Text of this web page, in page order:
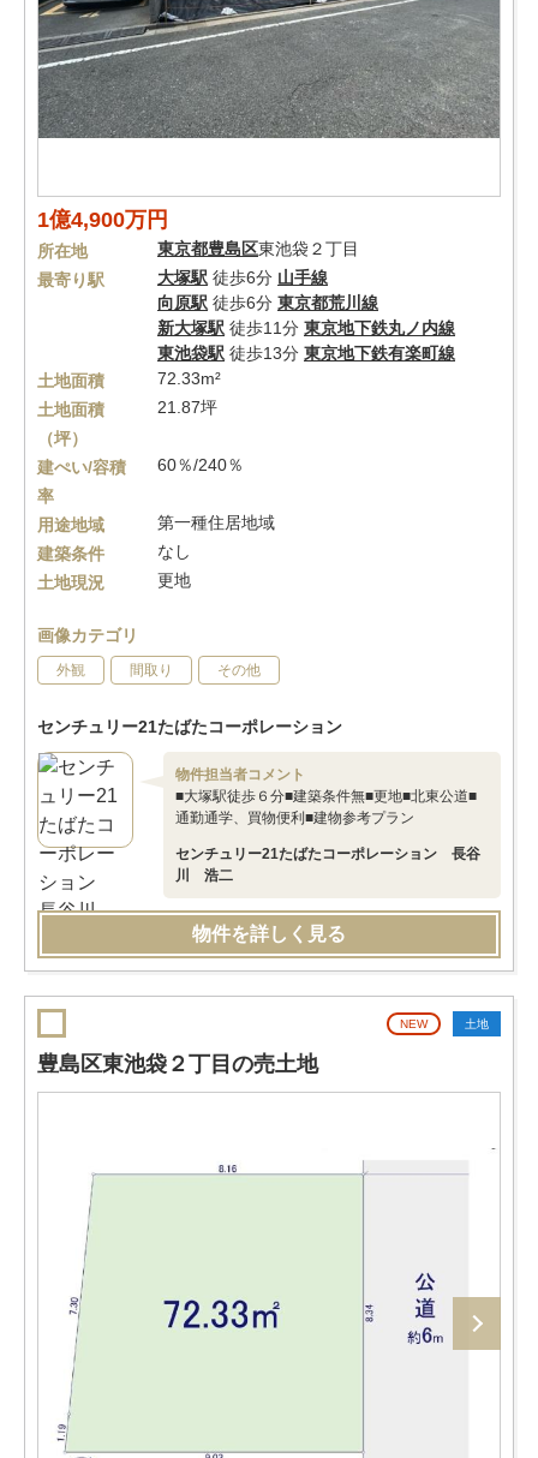
1億4,900万円
所在地 東京都豊島区東池袋２丁目
最寄り駅
大塚駅 徒歩6分 山手線
向原駅 徒歩6分 東京都荒川線
新大塚駅 徒歩11分 東京地下鉄丸ノ内線
東池袋駅 徒歩13分 東京地下鉄有楽町線
土地面積
72.33m²
土地面積
（坪）
21.87坪
建ぺい/容積
率
60％/240％
用途地域
第一種住居地域
建築条件
なし
土地現況
更地
画像カテゴリ
外観 間取り その他
センチュリー21たばたコーポレーション
物件担当者コメント
■大塚駅徒歩６分■建築条件無■更地■北東公道■
通勤通学、買物便利■建物参考プラン
センチュリー21たばたコーポレーション 長谷
川 浩二
物件を詳しく見る
NEW 土地
豊島区東池袋２丁目の売土地